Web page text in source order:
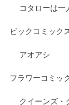
コタローは一
ビックコミック
アオアシ
フラワーコミッ
クイーンズ・